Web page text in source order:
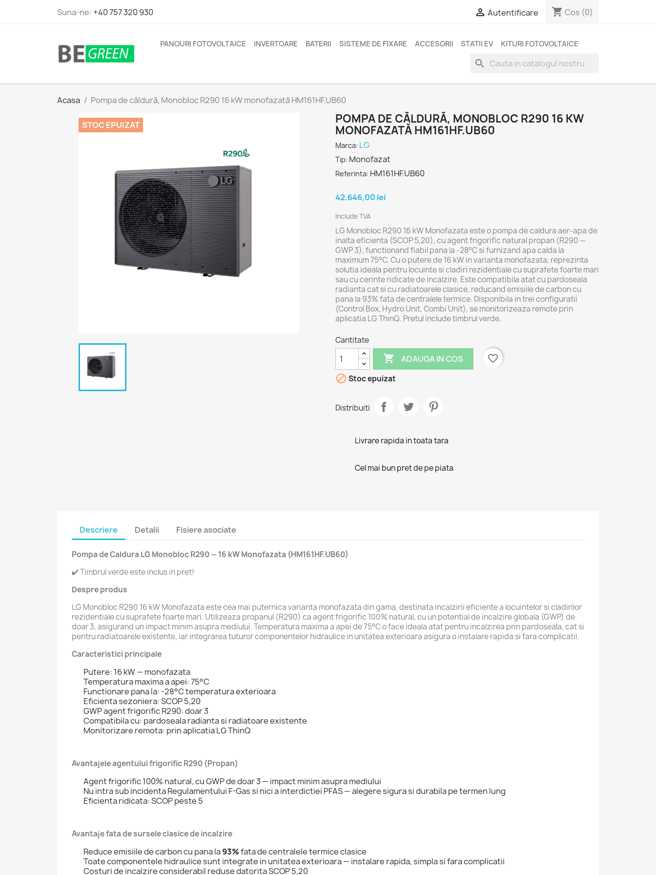
Suna-ne: +40 757 320 930  Autentificare shopping_cart Cos (0)
PANOURI FOTOVOLTAICE INVERTOARE BATERII SISTEME DE FIXARE ACCESORII STATII EV KITURI FOTOVOLTAICE
search
Acasa Pompa de căldură, Monobloc R290 16 kW monofazată HM161HF.UB60
STOC EPUIZAT
POMPA DE CĂLDURĂ, MONOBLOC R290 16 KW
MONOFAZATĂ HM161HF.UB60
Marca: LG
Tip: Monofazat
Referinta: HM161HF.UB60
42.646,00 lei
Include TVA
LG Monobloc R290 16 kW Monofazata este o pompa de caldura aer-apa de
inalta eficienta (SCOP 5,20), cu agent frigorific natural propan (R290 —
GWP 3), functionand fiabil pana la -28°C si furnizand apa calda la
maximum 75°C. Cu o putere de 16 kW in varianta monofazata, reprezinta
solutia ideala pentru locuinte si cladiri rezidentiale cu suprafete foarte mari
sau cu cerinte ridicate de incalzire. Este compatibila atat cu pardoseala
radianta cat si cu radiatoarele clasice, reducand emisiile de carbon cu
pana la 93% fata de centralele termice. Disponibila in trei configuratii
(Control Box, Hydro Unit, Combi Unit), se monitorizeaza remote prin
aplicatia LG ThinQ. Pretul include timbrul verde.
Cantitate
 ADAUGA IN COS
favorite_border
 Stoc epuizat
Distribuiti
Livrare rapida in toata tara
Cel mai bun pret de pe piata
Descriere Detalii Fisiere asociate
Pompa de Caldura LG Monobloc R290 — 16 kW Monofazata (HM161HF.UB60)
✔️ Timbrul verde este inclus in pret!
Despre produs
LG Monobloc R290 16 kW Monofazata este cea mai puternica varianta monofazata din gama, destinata incalzirii eficiente a locuintelor si cladirilor
rezidentiale cu suprafete foarte mari. Utilizeaza propanul (R290) ca agent frigorific 100% natural, cu un potential de incalzire globala (GWP) de
doar 3, asigurand un impact minim asupra mediului. Temperatura maxima a apei de 75°C o face ideala atat pentru incalzirea prin pardoseala, cat si
pentru radiatoarele existente, iar integrarea tuturor componentelor hidraulice in unitatea exterioara asigura o instalare rapida si fara complicatii.
Caracteristici principale
Putere: 16 kW — monofazata
Temperatura maxima a apei: 75°C
Functionare pana la: -28°C temperatura exterioara
Eficienta sezoniera: SCOP 5,20
GWP agent frigorific R290: doar 3
Compatibila cu: pardoseala radianta si radiatoare existente
Monitorizare remota: prin aplicatia LG ThinQ
Avantajele agentului frigorific R290 (Propan)
Agent frigorific 100% natural, cu GWP de doar 3 — impact minim asupra mediului
Nu intra sub incidenta Regulamentului F-Gas si nici a interdictiei PFAS — alegere sigura si durabila pe termen lung
Eficienta ridicata: SCOP peste 5
Avantaje fata de sursele clasice de incalzire
Reduce emisiile de carbon cu pana la93%fata de centralele termice clasice
Toate componentele hidraulice sunt integrate in unitatea exterioara — instalare rapida, simpla si fara complicatii
Costuri de incalzire considerabil reduse datorita SCOP 5,20